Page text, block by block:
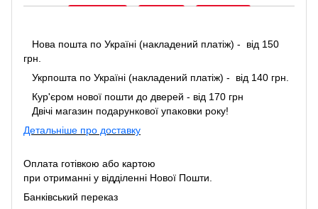
Нова пошта по Україні (накладений платіж) - від 150
грн.
Укрпошта по Україні (накладений платіж) - від 140 грн.
Кур'єром нової пошти до дверей - від 170 грн
Двічі магазин подарункової упаковки року!
Детальніше про доставку
Оплата готівкою або картою
при отриманні у відділенні Нової Пошти.
Банківський переказ